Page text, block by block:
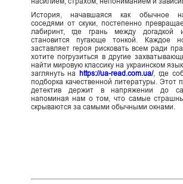
История, начавшаяся как обычное
соседями от скуки, постепенно
лабиринт, где грань между догадкой
становится пугающе тонкой. Каждое
заставляет героя рисковать всем ради
хотите погрузиться в другие
найти мировую классику на украинском
заглянуть на
https://ua-read.com.ua/, где
подборка качественной литературы. Этот
детектив держит в напряжении до
напоминая нам о том, что самые
скрываются за самыми обычными окнами.